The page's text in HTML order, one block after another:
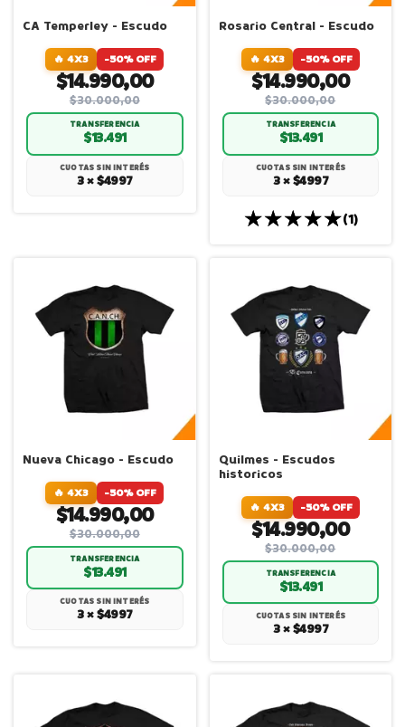
CA Temperley - Escudo
🔥 4X3 -50% OFF
$14.990,00
$30.000,00
TRANSFERENCIA
$13.491
CUOTAS SIN INTERÉS
3 × $4997
Rosario Central - Escudo
🔥 4X3 -50% OFF
$14.990,00
$30.000,00
TRANSFERENCIA
$13.491
CUOTAS SIN INTERÉS
3 × $4997
(1)
Nueva Chicago - Escudo
🔥 4X3 -50% OFF
$14.990,00
$30.000,00
TRANSFERENCIA
$13.491
CUOTAS SIN INTERÉS
3 × $4997
Quilmes - Escudos
historicos
🔥 4X3 -50% OFF
$14.990,00
$30.000,00
TRANSFERENCIA
$13.491
CUOTAS SIN INTERÉS
3 × $4997